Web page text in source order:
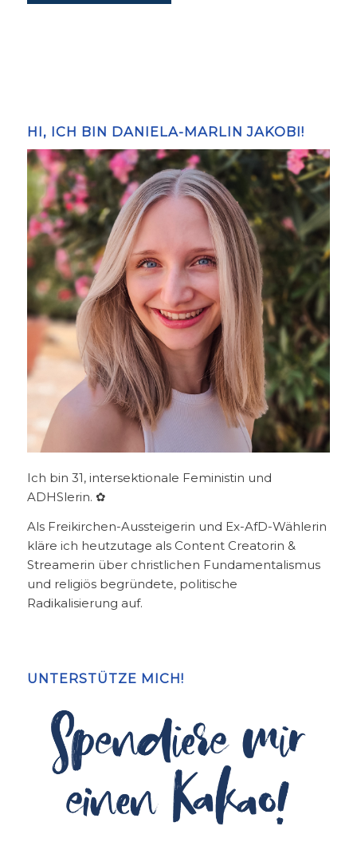
HI, ICH BIN DANIELA-MARLIN JAKOBI!
Ich bin 31, intersektionale Feministin und
ADHSlerin. ✿
Als Freikirchen-Aussteigerin und Ex-AfD-Wählerin
kläre ich heutzutage als Content Creatorin &
Streamerin über christlichen Fundamentalismus
und religiös begründete, politische
Radikalisierung auf.
UNTERSTÜTZE MICH!